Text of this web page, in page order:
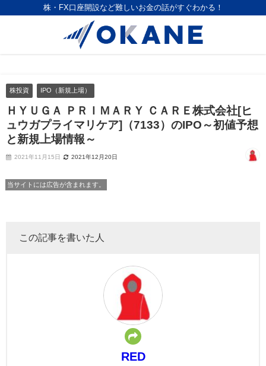
株・FX口座開設など難しいお金の話がすぐわかる！
株投資 IPO（新規上場）
ＨＹＵＧＡ ＰＲＩＭＡＲＹ ＣＡＲＥ株式会社[ヒ
ュウガプライマリケア]（7133）のIPO～初値予想
と新規上場情報～
2021年11月15日 2021年12月20日
当サイトには広告が含まれます。
この記事を書いた人
RED